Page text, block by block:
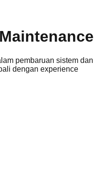
pembaruan sistem dan
dengan experience